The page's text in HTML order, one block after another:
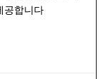
공합니다